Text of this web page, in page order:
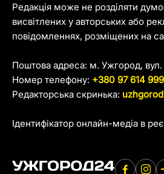
Редакція може не розділяти
висвітлених у авторських або
повідомленнях, розміщених на
Поштова адреса: м. Ужгород, вул.
Номер телефону: +380 97 614
Редакторська скринька:
Ідентифікатор онлайн-медіа в